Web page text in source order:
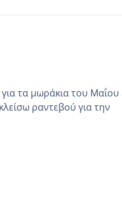
τα μωράκια του Μαΐου εγώ
ραντεβού για την